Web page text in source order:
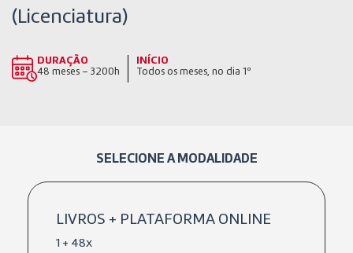
(Licenciatura)
DURAÇÃO
48 meses – 3200h
INÍCIO
Todos os meses, no dia 1º
SELECIONE A MODALIDADE
LIVROS + PLATAFORMA ONLINE
1 + 48x